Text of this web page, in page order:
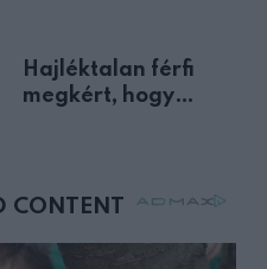
Hajléktalan férfi
megkért, hogy
mellettem ült az első